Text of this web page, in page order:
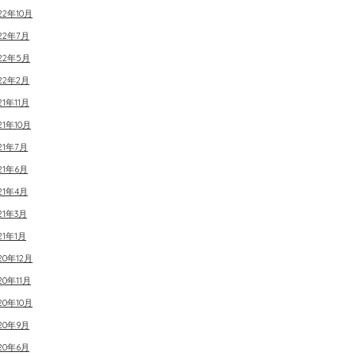
年10月
年7月
年5月
年2月
年11月
年10月
年7月
年6月
年4月
年3月
年1月
年12月
年11月
年10月
年9月
年6月